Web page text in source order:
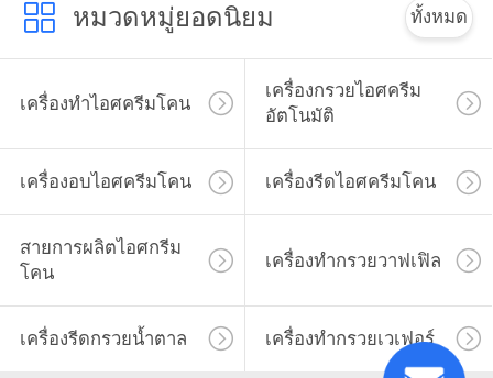
หมวดหมู่ยอดนิยม ทั้งหมด
เครื่องทำไอศครีมโคน
เครื่องกรวยไอศครีม
อัตโนมัติ
เครื่องอบไอศครีมโคน เครื่องรีดไอศครีมโคน
สายการผลิตไอศกรีม
โคน
เครื่องทำกรวยวาฟเฟิล
เครื่องรีดกรวยน้ำตาล เครื่องทำกรวยเวเฟอร์